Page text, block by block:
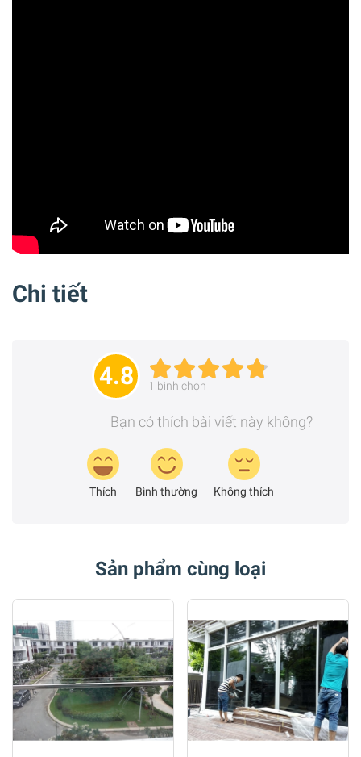
Chi tiết
4.8 1 bình chọn
Bạn có thích bài viết này không?
Thích Bình thường Không thích
Sản phẩm cùng loại